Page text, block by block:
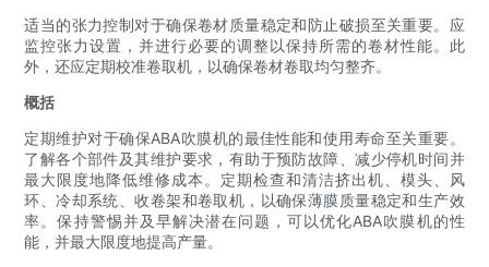
适当的张力控制对于确保卷材质量稳定和防止破损至关重要。应
监控张力设置，并进行必要的调整以保持所需的卷材性能。此
外，还应定期校准卷取机，以确保卷材卷取均匀整齐。
概括
定期维护对于确保ABA吹膜机的最佳性能和使用寿命至关重要。
了解各个部件及其维护要求，有助于预防故障、减少停机时间并
最大限度地降低维修成本。定期检查和清洁挤出机、模头、风
环、冷却系统、收卷架和卷取机，以确保薄膜质量稳定和生产效
率。保持警惕并及早解决潜在问题，可以优化ABA吹膜机的性
能，并最大限度地提高产量。